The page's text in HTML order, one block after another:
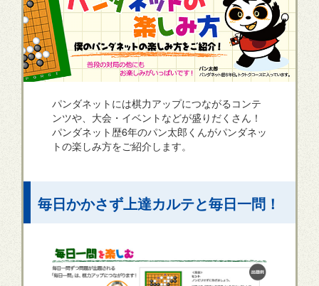
パンダネットには棋力アップにつながるコンテ
ンツや、大会・イベントなどが盛りだくさん！
パンダネット歴6年のパン太郎くんがパンダネッ
トの楽しみ方をご紹介します。
毎日かかさず上達カルテと毎日一問！